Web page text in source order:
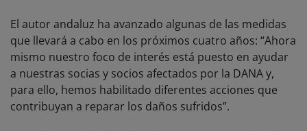
El autor andaluz ha avanzado algunas de las medidas
que llevará a cabo en los próximos cuatro años: “Ahora
mismo nuestro foco de interés está puesto en ayudar
a nuestras socias y socios afectados por la DANA y,
para ello, hemos habilitado diferentes acciones que
contribuyan a reparar los daños sufridos”.